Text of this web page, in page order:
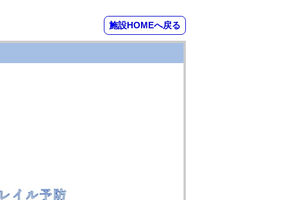
施設HOMEへ戻る